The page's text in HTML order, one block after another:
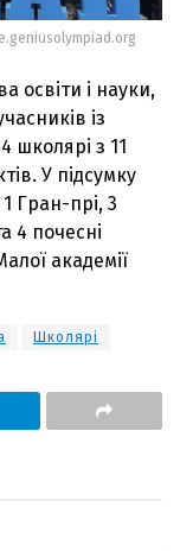
освіти і науки,
із
школярі з 11
У підсумку
Гран-прі, 3
4 почесні
академії
Школярі